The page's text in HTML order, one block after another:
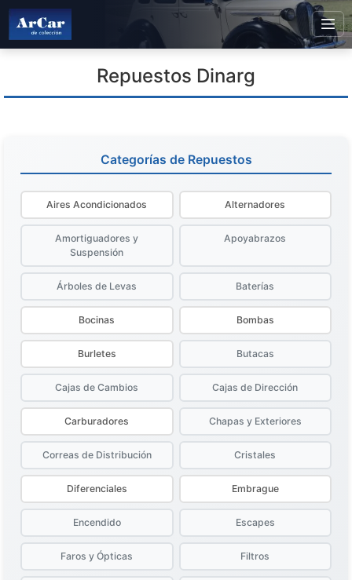
Repuestos Dinarg
Categorías de Repuestos
Aires Acondicionados Alternadores
Amortiguadores y
Suspensión
Apoyabrazos
Árboles de Levas Baterías
Bocinas Bombas
Burletes Butacas
Cajas de Cambios Cajas de Dirección
Carburadores Chapas y Exteriores
Correas de Distribución Cristales
Diferenciales Embrague
Encendido Escapes
Faros y Ópticas Filtros